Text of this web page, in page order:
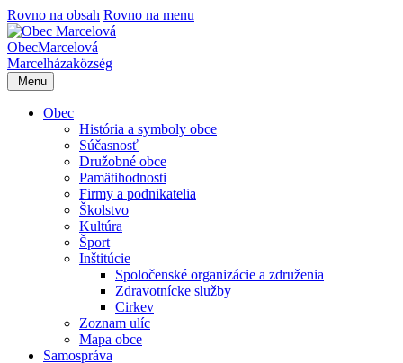
Rovno na obsah Rovno na menu
ObecMarcelová
Marcelházaközség
Menu
Obec
História a symboly obce
Súčasnosť
Družobné obce
Pamätihodnosti
Firmy a podnikatelia
Školstvo
Kultúra
Šport
Inštitúcie
Spoločenské organizácie a združenia
Zdravotnícke služby
Cirkev
Zoznam ulíc
Mapa obce
Samospráva